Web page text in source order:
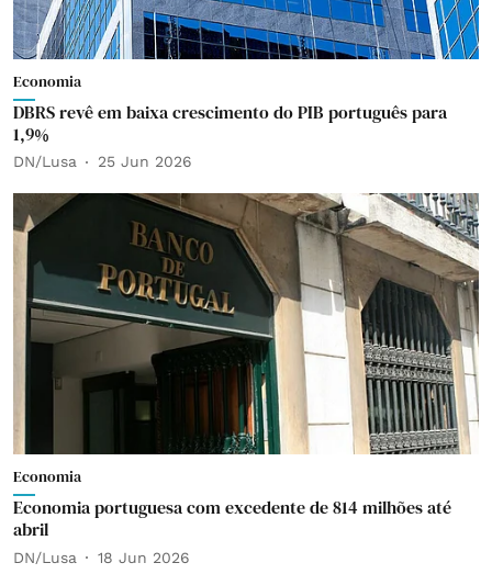
Economia
DBRS revê em baixa crescimento do PIB português para
1,9%
DN/Lusa 25 Jun 2026
Economia
Economia portuguesa com excedente de 814 milhões até
abril
DN/Lusa 18 Jun 2026